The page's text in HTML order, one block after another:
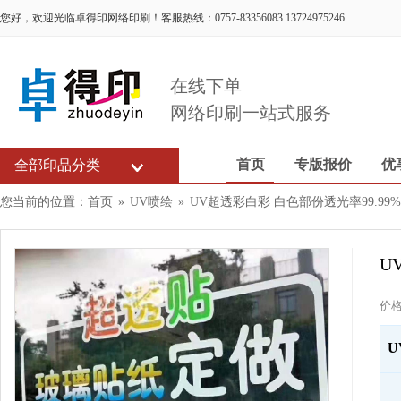
您好，欢迎光临卓得印网络印刷！客服热线：0757-83356083 13724975246
在线下单
网络印刷一站式服务
全部印品分类 首页 专版报价 优
您当前的位置： 首页 » UV喷绘 » UV超透彩白彩 白色部份透光率99.99%
价